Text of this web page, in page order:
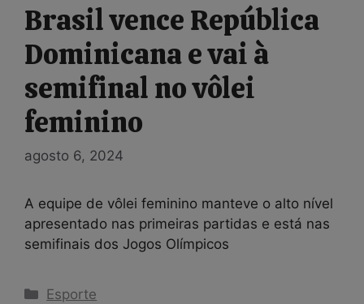
Brasil vence República
Dominicana e vai à
semifinal no vôlei
feminino
agosto 6, 2024
A equipe de vôlei feminino manteve o alto nível
apresentado nas primeiras partidas e está nas
semifinais dos Jogos Olímpicos
Categorias
Esporte